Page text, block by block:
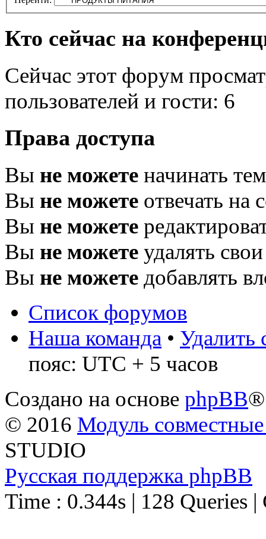
Кто сейчас на
Сейчас этот форум
пользователей и гости: 6
Права доступа
Вы не можете начинать
Вы не можете отвечать на
Вы не можете
Вы не можете удалять
Вы не можете добавлять
Список форумов
Наша команда • Удалить
пояс: UTC + 5 часов
Создано на основе phpBB®
© 2016 Модуль
STUDIO
Русская поддержка phpBB
Time : 0.344s | 128 Queries